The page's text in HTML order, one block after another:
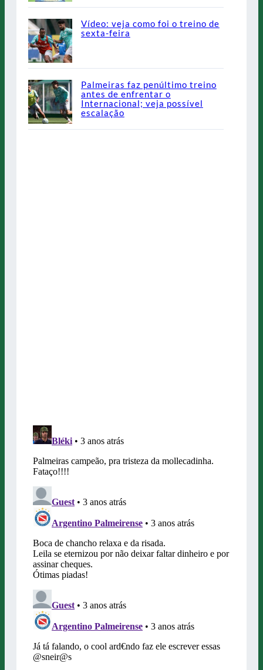
Vídeo: veja como foi o treino de
sexta-feira
Palmeiras faz penúltimo treino
antes de enfrentar o
Internacional; veja possível
escalação